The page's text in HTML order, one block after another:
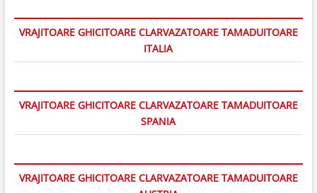
VRAJITOARE GHICITOARE CLARVAZATOARE TAMADUITOARE
ITALIA
VRAJITOARE GHICITOARE CLARVAZATOARE TAMADUITOARE
SPANIA
VRAJITOARE GHICITOARE CLARVAZATOARE TAMADUITOARE